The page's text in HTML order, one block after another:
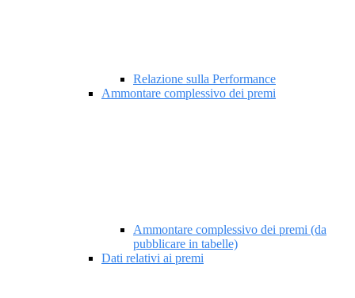
Relazione sulla Performance
Ammontare complessivo dei premi
Ammontare complessivo dei premi (da
pubblicare in tabelle)
Dati relativi ai premi